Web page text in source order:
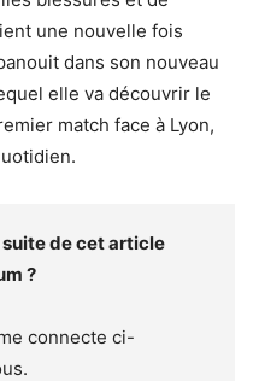
une nouvelle fois
dans son nouveau
elle va découvrir le
match face à Lyon,
de cet article
?
connecte ci-